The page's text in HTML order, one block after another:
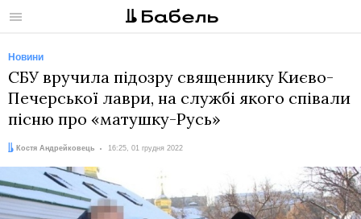
Меню
Новини
СБУ вручила підозру священнику Києво-
Печерської лаври, на службі якого співали
пісню про «матушку-Русь»
Автор:
Костя Андрейковець
Дата: 16:25, 01 грудня 2022